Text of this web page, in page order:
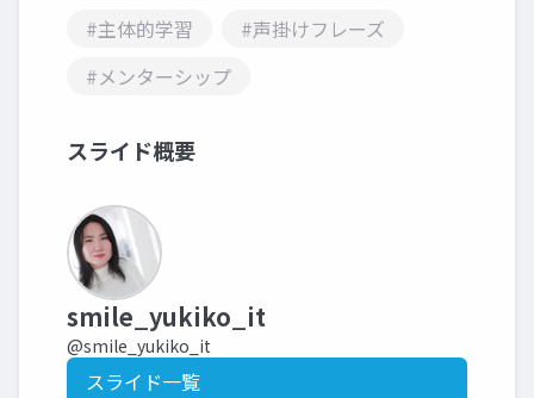
#主体的学習
#声掛けフレーズ
#メンターシップ
スライド概要
smile_yukiko_it
@smile_yukiko_it
スライド一覧